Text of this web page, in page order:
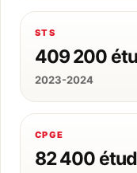
STS
409 200
2023-2024
CPGE
82 400